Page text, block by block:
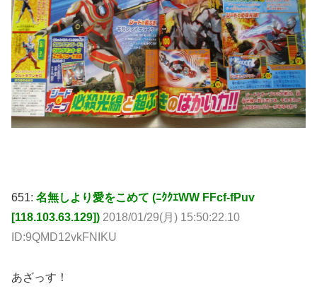
651: 名無しより愛をこめて (ﾆｸｸｴWW FFcf-fPuv
[118.103.63.129]) 2018/01/29(月) 15:50:22.10
ID:9QMD12vkFNIKU
あざっす！